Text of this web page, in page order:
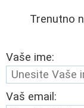
Trenutno
Vaše ime:
Vaš email: